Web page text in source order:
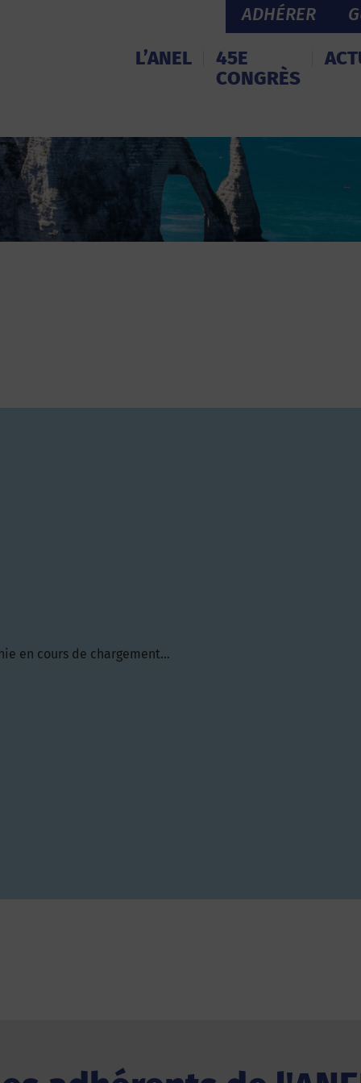
ADHÉRER
L’ANEL
45E
CONGRÈS
en cours de chargement...